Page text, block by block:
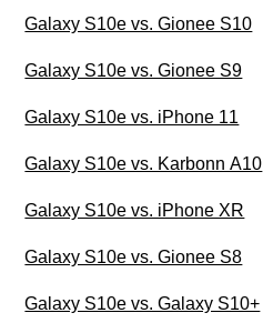
Galaxy S10e vs. Gionee S10
Galaxy S10e vs. Gionee S9
Galaxy S10e vs. iPhone 11
Galaxy S10e vs. Karbonn A10
Galaxy S10e vs. iPhone XR
Galaxy S10e vs. Gionee S8
Galaxy S10e vs. Galaxy S10+